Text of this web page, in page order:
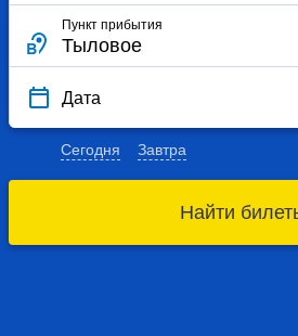
Пункт прибытия
Дата
Сегодня Завтра
Найти